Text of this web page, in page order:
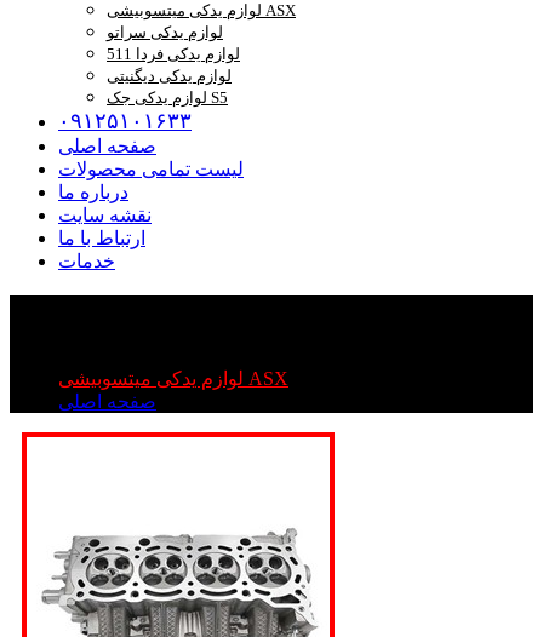
لوازم یدکی میتسوبیشی ASX
لوازم یدکی سراتو
لوازم یدکی فردا 511
لوازم یدکی دیگنیتی
لوازم یدکی جک S5
۰۹۱۲۵۱۰۱۶۳۳
صفحه اصلی
لیست تمامی محصولات
درباره ما
نقشه سایت
ارتباط با ما
خدمات
لوازم یدکی میتسوبیشی ASX
صفحه اصلی